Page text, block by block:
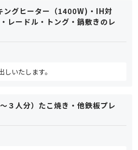
ングヒーター（1400W)・IH対
レードル・トング・鍋敷きのレ
いたします。
３人分）たこ焼き・他鉄板プレ